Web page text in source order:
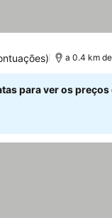
a 0.4 km
para ver os preços